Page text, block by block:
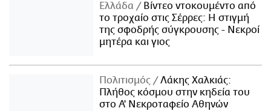
Ελλάδα
Βίντεο ντοκουμέντο από
το τροχαίο στις Σέρρες: Η στιγμή
της σφοδρής σύγκρουσης - Νεκροί
μητέρα και γιος
Πολιτισμός
Λάκης Χαλκιάς:
Πλήθος κόσμου στην κηδεία του
στο Α' Νεκροταφείο Αθηνών